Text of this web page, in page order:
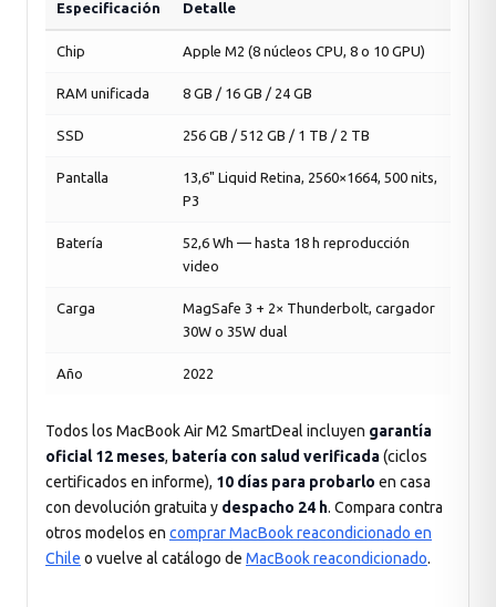
Especificación Detalle
Chip Apple M2 (8 núcleos CPU, 8 o 10 GPU)
RAM unificada 8 GB / 16 GB / 24 GB
SSD 256 GB / 512 GB / 1 TB / 2 TB
Pantalla
13,6" Liquid Retina, 2560×1664, 500 nits,
P3
Batería
52,6 Wh — hasta 18 h reproducción
video
Carga
MagSafe 3 + 2× Thunderbolt, cargador
30W o 35W dual
Año 2022
Todos los MacBook Air M2 SmartDeal incluyen garantía
oficial 12 meses, batería con salud verificada(ciclos
certificados en informe), 10 días para probarlo en casa
con devolución gratuita y despacho 24 h. Compara contra
otros modelos en comprar MacBook reacondicionado en
Chile o vuelve al catálogo de MacBook reacondicionado.